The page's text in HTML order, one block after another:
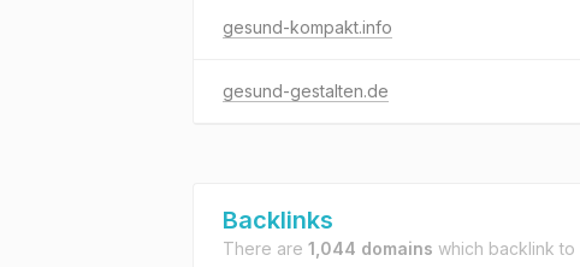
gesund-kompakt.info
gesund-gestalten.de
Backlinks
There are 1,044 domains which backlink to